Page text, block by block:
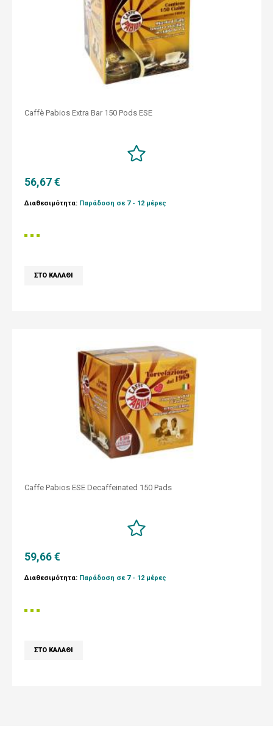
Caffè Pabios Extra Bar 150 Pods ESE
56,67 €
Διαθεσιμότητα: Παράδοση σε 7 - 12 μέρες
Caffe Pabios ESE Decaffeinated 150 Pads
59,66 €
Διαθεσιμότητα: Παράδοση σε 7 - 12 μέρες